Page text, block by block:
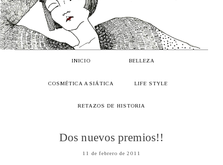
INICIO BELLEZA
COSMÉTICA ASIÁTICA LIFE STYLE
RETAZOS DE HISTORIA
Dos nuevos premios!!
11 de febrero de 2011